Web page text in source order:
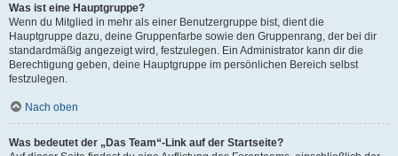
Was ist eine Hauptgruppe?
Wenn du Mitglied in mehr als einer Benutzergruppe bist, dient die
Hauptgruppe dazu, deine Gruppenfarbe sowie den Gruppenrang, der bei dir
standardmäßig angezeigt wird, festzulegen. Ein Administrator kann dir die
Berechtigung geben, deine Hauptgruppe im persönlichen Bereich selbst
festzulegen.
Nach oben
Was bedeutet der „Das Team“-Link auf der Startseite?